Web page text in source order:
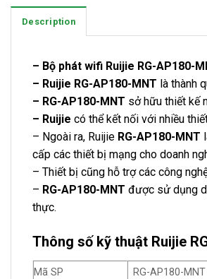
Description
– Bộ phát wifi Ruijie RG-AP180-
– Ruijie RG-AP180-MNT là thành
– RG-AP180-MNT sở hữu thiết kế
– Ruijie có thể kết nối với nhiều
– Ngoài ra, Ruijie RG-AP180-MNT
cấp các thiết bị mạng cho doanh
– Thiết bị cũng hỗ trợ các công
– RG-AP180-MNT được sử dụng
thực.
Thông số kỹ thuật Ruijie
Mã SP
RG-AP180-MNT